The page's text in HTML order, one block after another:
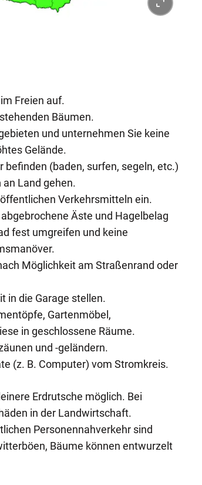
Freien auf.
Bäumen.
und unternehmen Sie keine
Gelände.
befinden (baden, surfen, segeln, etc.)
Land gehen.
Verkehrsmitteln ein.
Äste und Hagelbelag
fest umgreifen und keine
Möglichkeit am Straßenrand oder
in die Garage stellen.
Gartenmöbel,
in geschlossene Räume.
und -geländern.
(z. B. Computer) vom Stromkreis.
Erdrutsche möglich. Bei
in der Landwirtschaft.
Personennahverkehr sind
Bäume können entwurzelt